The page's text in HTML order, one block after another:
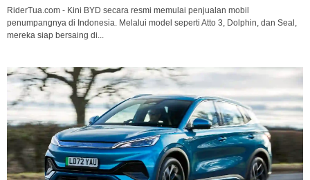
RiderTua.com - Kini BYD secara resmi memulai penjualan mobil
penumpangnya di Indonesia. Melalui model seperti Atto 3, Dolphin, dan Seal,
mereka siap bersaing di...